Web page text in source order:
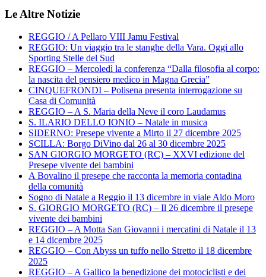
Le Altre Notizie
REGGIO / A Pellaro VIII Jamu Festival
REGGIO: Un viaggio tra le stanghe della Vara. Oggi allo
Sporting Stelle del Sud
REGGIO – Mercoledì la conferenza “Dalla filosofia al corpo:
la nascita del pensiero medico in Magna Grecia”
CINQUEFRONDI – Polisena presenta interrogazione su
Casa di Comunità
REGGIO – A S. Maria della Neve il coro Laudamus
S. ILARIO DELLO IONIO – Natale in musica
SIDERNO: Presepe vivente a Mirto il 27 dicembre 2025
SCILLA: Borgo DiVino dal 26 al 30 dicembre 2025
SAN GIORGIO MORGETO (RC) – XXVI edizione del
Presepe vivente dei bambini
A Bovalino il presepe che racconta la memoria contadina
della comunità
Sogno di Natale a Reggio il 13 dicembre in viale Aldo Moro
S. GIORGIO MORGETO (RC) – Il 26 dicembre il presepe
vivente dei bambini
REGGIO – A Motta San Giovanni i mercatini di Natale il 13
e 14 dicembre 2025
REGGIO – Con Abyss un tuffo nello Stretto il 18 dicembre
2025
REGGIO – A Gallico la benedizione dei motociclisti e dei